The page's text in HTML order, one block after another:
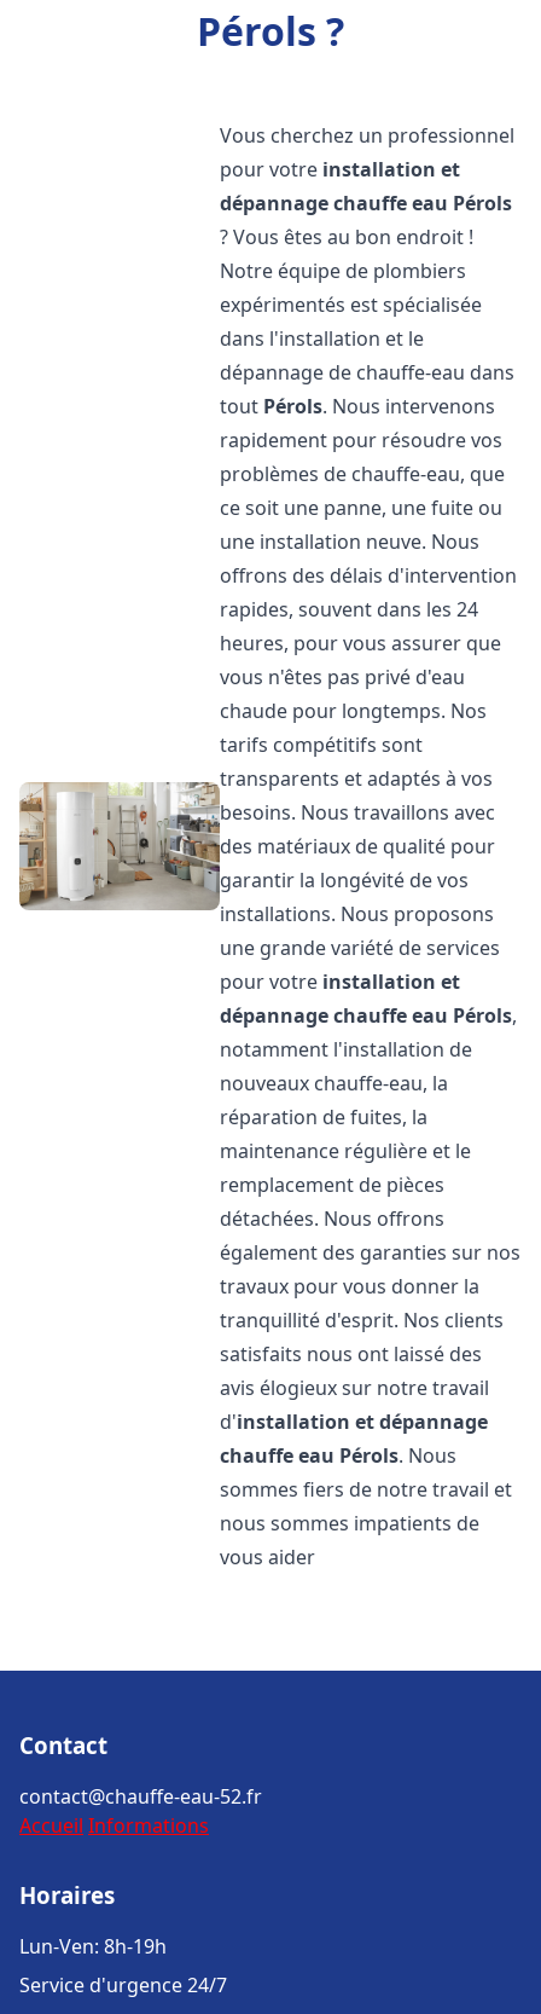
Pérols ?
Vous cherchez un professionnel
pour votre installation et
dépannage chauffe eau Pérols
? Vous êtes au bon endroit !
Notre équipe de plombiers
expérimentés est spécialisée
dans l'installation et le
dépannage de chauffe-eau dans
tout Pérols. Nous intervenons
rapidement pour résoudre vos
problèmes de chauffe-eau, que
ce soit une panne, une fuite ou
une installation neuve. Nous
offrons des délais d'intervention
rapides, souvent dans les 24
heures, pour vous assurer que
vous n'êtes pas privé d'eau
chaude pour longtemps. Nos
tarifs compétitifs sont
transparents et adaptés à vos
besoins. Nous travaillons avec
des matériaux de qualité pour
garantir la longévité de vos
installations. Nous proposons
une grande variété de services
pour votre installation et
dépannage chauffe eau Pérols,
notamment l'installation de
nouveaux chauffe-eau, la
réparation de fuites, la
maintenance régulière et le
remplacement de pièces
détachées. Nous offrons
également des garanties sur nos
travaux pour vous donner la
tranquillité d'esprit. Nos clients
satisfaits nous ont laissé des
avis élogieux sur notre travail
d'installation et dépannage
chauffe eau Pérols. Nous
sommes fiers de notre travail et
nous sommes impatients de
vous aider
Contact
contact@chauffe-eau-52.fr
Accueil Informations
Horaires
Lun-Ven: 8h-19h
Service d'urgence 24/7